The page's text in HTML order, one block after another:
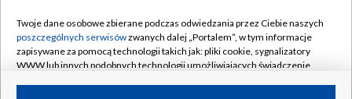
Rada Programowa
System NOS
Informacje o nadawcy
Kontakt
Kanały
Twoje dane osobowe zbierane podczas odwiedzania przez Ciebie naszych
poszczególnych serwisówzwanych dalej „Portalem”, w tym informacje
zapisywane za pomocą technologii takich jak: pliki cookie, sygnalizatory
WWW lub innych podobnych technologii umożliwiających świadczenie